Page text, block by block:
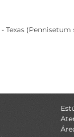
(Pennisetum